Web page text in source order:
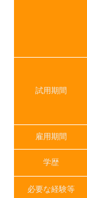
試用期間
雇用期間
学歴
必要な経験等